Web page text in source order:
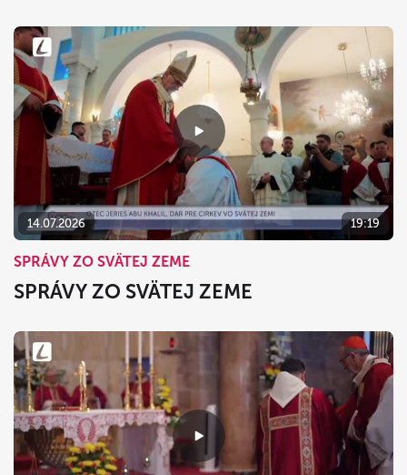
14.07.2026 19:19
SPRÁVY ZO SVÄTEJ ZEME
SPRÁVY ZO SVÄTEJ ZEME